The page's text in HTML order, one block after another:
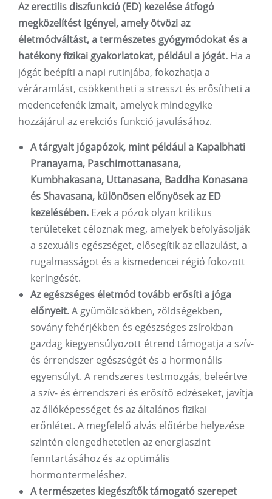
Az erectilis diszfunkció (ED) kezelése átfogó
megközelítést igényel, amely ötvözi az
életmódváltást, a természetes gyógymódokat és a
hatékony fizikai gyakorlatokat, például a jógát. Ha a
jógát beépíti a napi rutinjába, fokozhatja a
véráramlást, csökkentheti a stresszt és erősítheti a
medencefenék izmait, amelyek mindegyike
hozzájárul az erekciós funkció javulásához.
A tárgyalt jógapózok, mint például a Kapalbhati
Pranayama, Paschimottanasana,
Kumbhakasana, Uttanasana, Baddha Konasana
és Shavasana, különösen előnyösek az ED
kezelésében. Ezek a pózok olyan kritikus
területeket céloznak meg, amelyek befolyásolják
a szexuális egészséget, elősegítik az ellazulást, a
rugalmasságot és a kismedencei régió fokozott
keringését.
Az egészséges életmód tovább erősíti a jóga
előnyeit.A gyümölcsökben, zöldségekben,
sovány fehérjékben és egészséges zsírokban
gazdag kiegyensúlyozott étrend támogatja a szív-
és érrendszer egészségét és a hormonális
egyensúlyt. A rendszeres testmozgás, beleértve
a szív- és érrendszeri és erősítő edzéseket, javítja
az állóképességet és az általános fizikai
erőnlétet. A megfelelő alvás előtérbe helyezése
szintén elengedhetetlen az energiaszint
fenntartásához és az optimális
hormontermeléshez.
A természetes kiegészítők támogató szerepet